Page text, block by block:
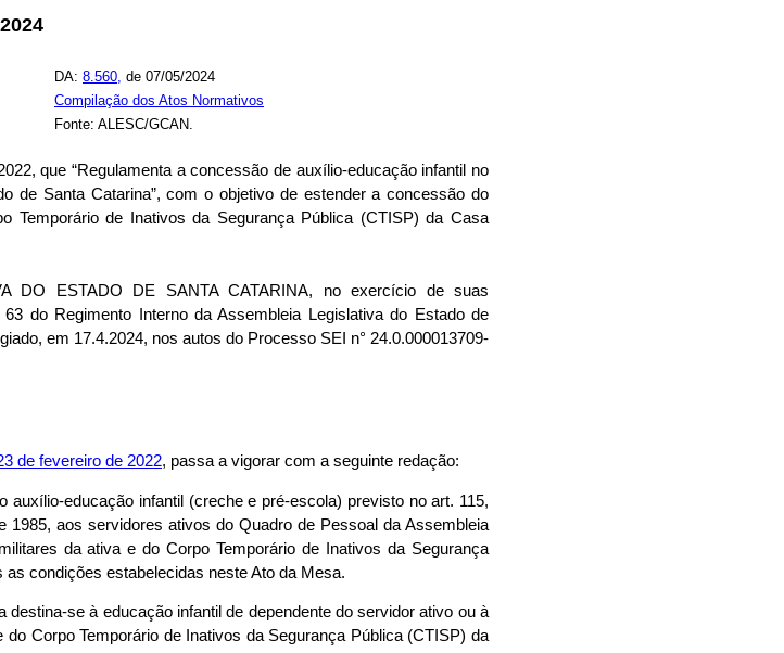
DA: 8.560, de 07/05/2024
Compilação dos Atos Normativos
Fonte: ALESC/GCAN.
que “Regulamenta a concessão de auxílio-educação infantil no
de Santa Catarina”, com o objetivo de estender a concessão do
Temporário de Inativos da Segurança Pública (CTISP) da Casa
DO ESTADO DE SANTA CATARINA, no exercício de suas
do Regimento Interno da Assembleia Legislativa do Estado de
em 17.4.2024, nos autos do Processo SEI n° 24.0.000013709-
de fevereiro de 2022, passa a vigorar com a seguinte redação:
auxílio-educação infantil (creche e pré-escola) previsto no art. 115,
1985, aos servidores ativos do Quadro de Pessoal da Assembleia
da ativa e do Corpo Temporário de Inativos da Segurança
condições estabelecidas neste Ato da Mesa.
destina-se à educação infantil de dependente do servidor ativo ou à
Corpo Temporário de Inativos da Segurança Pública (CTISP) da